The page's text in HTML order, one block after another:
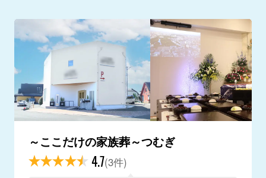
～ここだけの家族葬～つむぎ
4.7(3件)